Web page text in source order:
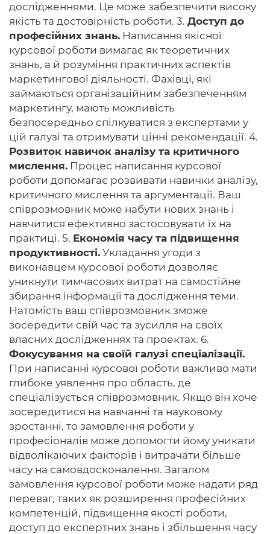
дослідженнями. Це може забезпечити високу
якість та достовірність роботи. 3. Доступ до
професійних знань. Написання якісної
курсової роботи вимагає як теоретичних
знань, а й розуміння практичних аспектів
маркетингової діяльності. Фахівці, які
займаються організаційним забезпеченням
маркетингу, мають можливість
безпосередньо спілкуватися з експертами у
цій галузі та отримувати цінні рекомендації. 4.
Розвиток навичок аналізу та критичного
мислення. Процес написання курсової
роботи допомагає розвивати навички аналізу,
критичного мислення та аргументації. Ваш
співрозмовник може набути нових знань і
навчитися ефективно застосовувати їх на
практиці. 5. Економія часу та підвищення
продуктивності. Укладання угоди з
виконавцем курсової роботи дозволяє
уникнути тимчасових витрат на самостійне
збирання інформації та дослідження теми.
Натомість ваш співрозмовник зможе
зосередити свій час та зусилля на своїх
власних дослідженнях та проектах. 6.
Фокусування на своїй галузі спеціалізації.
При написанні курсової роботи важливо мати
глибоке уявлення про область, де
спеціалізується співрозмовник. Якщо він хоче
зосередитися на навчанні та науковому
зростанні, то замовлення роботи у
професіоналів може допомогти йому уникати
відволікаючих факторів і витрачати більше
часу на самовдосконалення. Загалом
замовлення курсової роботи може надати ряд
переваг, таких як розширення професійних
компетенцій, підвищення якості роботи,
доступ до експертних знань і збільшення часу